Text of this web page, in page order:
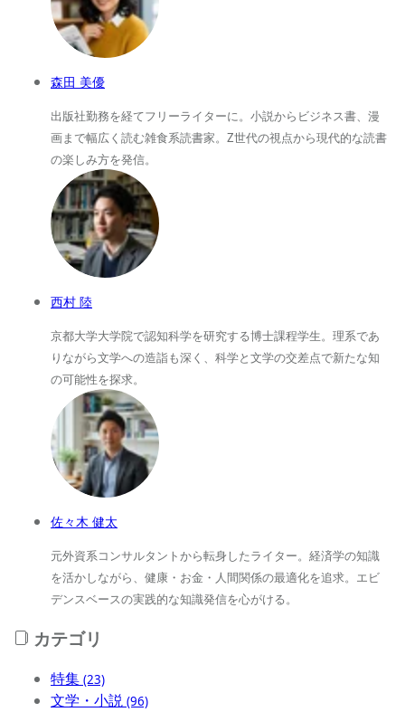
森田 美優
出版社勤務を経てフリーライターに。小説からビジネス書、漫
画まで幅広く読む雑食系読書家。Z世代の視点から現代的な読書
の楽しみ方を発信。
西村 陸
京都大学大学院で認知科学を研究する博士課程学生。理系であ
りながら文学への造詣も深く、科学と文学の交差点で新たな知
の可能性を探求。
佐々木 健太
元外資系コンサルタントから転身したライター。経済学の知識
を活かしながら、健康・お金・人間関係の最適化を追求。エビ
デンスベースの実践的な知識発信を心がける。
カテゴリ
特集 (23)
文学・小説 (96)